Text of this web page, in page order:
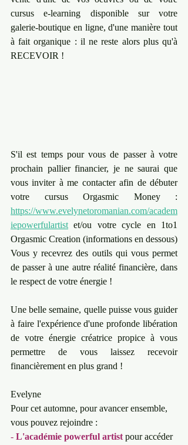
cursus e-learning disponible sur votre
galerie-boutique en ligne, d'une manière tout
à fait organique : il ne reste alors plus qu'à
RECEVOIR !
S'il est temps pour vous de passer à votre
prochain pallier financier, je ne saurai que
vous inviter à me contacter afin de débuter
https://www.evelynetoromanian.com/academ
iepowerfulartist et/ou votre cycle en 1to1
Orgasmic Creation (informations en dessous)
Vous y recevrez des outils qui vous permet
de passer à une autre réalité financière, dans
le respect de votre énergie !
Une belle semaine, quelle puisse vous guider
à faire l'expérience d'une profonde libération
de votre énergie créatrice propice à vous
permettre de vous laissez recevoir
financièrement en plus grand !
Evelyne
Pour cet automne, pour avancer ensemble,
vous pouvez rejoindre :
- L'académie powerful artist pour accéder